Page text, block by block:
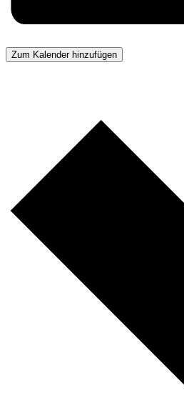
Zum Kalender hinzufügen